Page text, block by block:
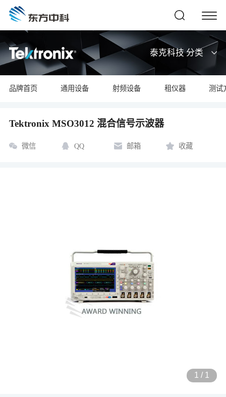
泰克科技 分类
品牌首页 通用设备 射频设备 租仪器 测试
Tektronix MSO3012 混合信号示波器
微信 QQ 邮箱 收藏
1 / 1